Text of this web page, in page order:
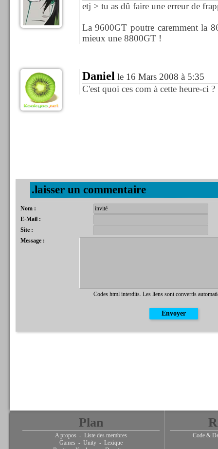
etj > tu as dû faire une erreur de
La 9600GT poutre caremment la
mieux une 8800GT !
Daniel le 16 Mars 2008 à 5:35
C'est quoi ces com à cette heure-ci ?
.laisser un commentaire
Nom :
E-Mail :
Site :
Message :
Codes html interdits. Les liens sont convertis
Plan
A propos - Liste des membres
Games - Unity - Lexique
Code &